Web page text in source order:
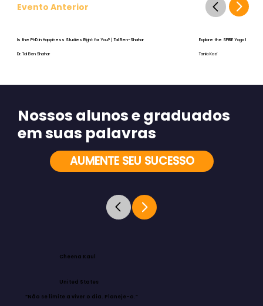
AUMENTE SEU SUCESSO
Nossos alunos e graduados
em suas palavras
Cheena Kaul
United States
“Não se limite a viver o dia. Planeje-o.”
Evento Anterior
Is the PhD in Happiness Studies Right for You? | Tal Ben-Shahar
Dr. Tal Ben Shahar
Explore the SPIRE Yoga Program
Tania Kazi